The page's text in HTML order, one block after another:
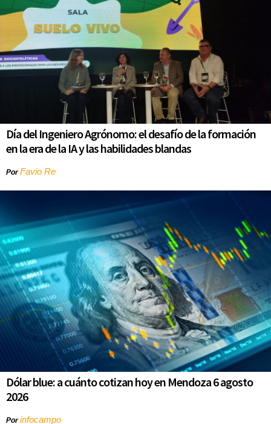
Día del Ingeniero Agrónomo: el desafío de la formación
en la era de la IA y las habilidades blandas
PorFavio Re
Dólar blue: a cuánto cotizan hoy en Mendoza 6 agosto
2026
Porinfocampo